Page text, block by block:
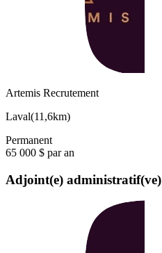
Artemis Recrutement
Laval(11,6km)
Permanent
65 000 $ par an
Adjoint(e) administratif(ve)